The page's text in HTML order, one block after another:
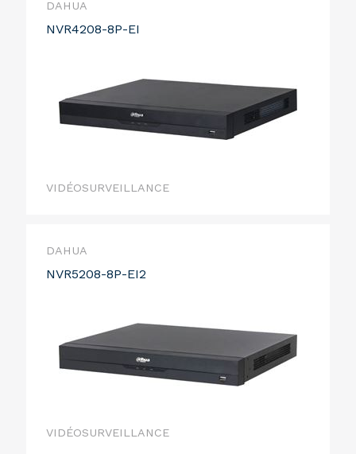
DAHUA
NVR4208-8P-EI
VIDÉOSURVEILLANCE
DAHUA
NVR5208-8P-EI2
VIDÉOSURVEILLANCE